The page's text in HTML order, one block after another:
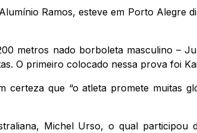
Ramos, esteve em Porto Alegre
metros nado borboleta masculino –
O primeiro colocado nessa prova foi
que “o atleta promete muitas
Michel Urso, o qual participou